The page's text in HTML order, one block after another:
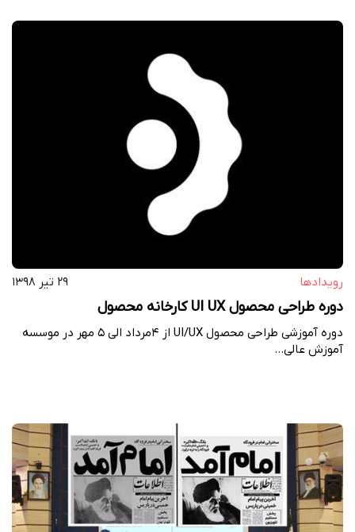
رویداد‌ها ۲۹ تیر ۱۳۹۸
دوره طراحی محصول UI‪ ‬UX کارخانه محصول
دوره آموزشی طراحی محصول UI‪/‬UX از ۴مرداد الی ۵ مهر در موسسه
آموزش عالی…